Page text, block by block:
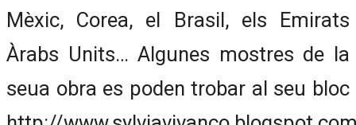
Mèxic, Corea, el Brasil, els Emirats
Àrabs Units… Algunes mostres de la
seua obra es poden trobar al seu bloc